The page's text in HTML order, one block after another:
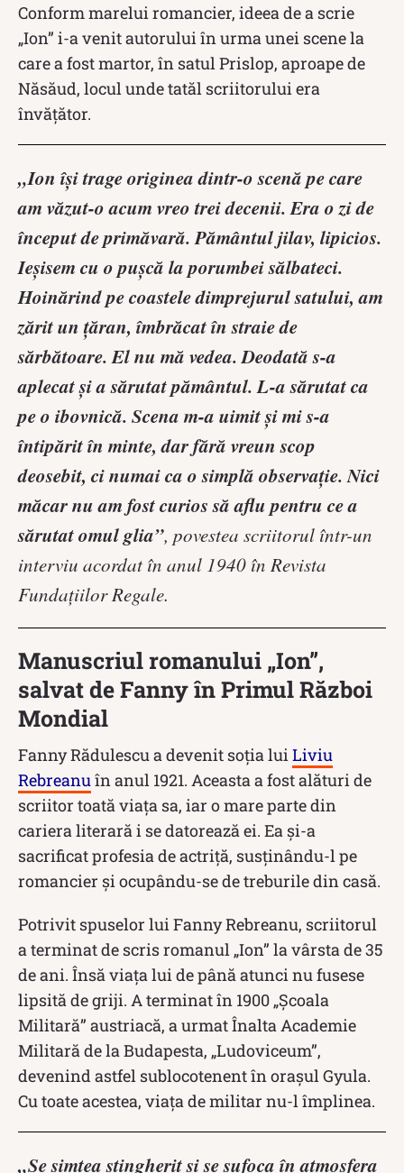
Conform marelui romancier, ideea de a scrie
„Ion” i-a venit autorului în urma unei scene la
care a fost martor, în satul Prislop, aproape de
Năsăud, locul unde tatăl scriitorului era
învățător.
„Ion îşi trage originea dintr-o scenă pe care
am văzut-o acum vreo trei decenii. Era o zi de
început de primăvară. Pământul jilav, lipicios.
Ieşisem cu o puşcă la porumbei sălbateci.
Hoinărind pe coastele dimprejurul satului, am
zărit un ţăran, îmbrăcat în straie de
sărbătoare. El nu mă vedea. Deodată s-a
aplecat şi a sărutat pământul. L-a sărutat ca
pe o ibovnică. Scena m-a uimit şi mi s-a
întipărit în minte, dar fără vreun scop
deosebit, ci numai ca o simplă observaţie. Nici
măcar nu am fost curios să aflu pentru ce a
sărutat omul glia”, povestea scriitorul într-un
interviu acordat în anul 1940 în Revista
Fundaţiilor Regale.
Manuscriul romanului „Ion”,
salvat de Fanny în Primul Război
Mondial
Fanny Rădulescu a devenit soția luiLiviu
Rebreanuîn anul 1921. Aceasta a fost alături de
scriitor toată viața sa, iar o mare parte din
cariera literară i se datorează ei. Ea și-a
sacrificat profesia de actriță, susținându-l pe
romancier și ocupându-se de treburile din casă.
Potrivit spuselor lui Fanny Rebreanu, scriitorul
a terminat de scris romanul „Ion” la vârsta de 35
de ani. Însă viața lui de până atunci nu fusese
lipsită de griji. A terminat în 1900 „Școala
Militară” austriacă, a urmat Înalta Academie
Militară de la Budapesta, „Ludoviceum”,
devenind astfel sublocotenent în orașul Gyula.
Cu toate acestea, viața de militar nu-l împlinea.
„Se simţea stingherit şi se sufoca în atmosfera